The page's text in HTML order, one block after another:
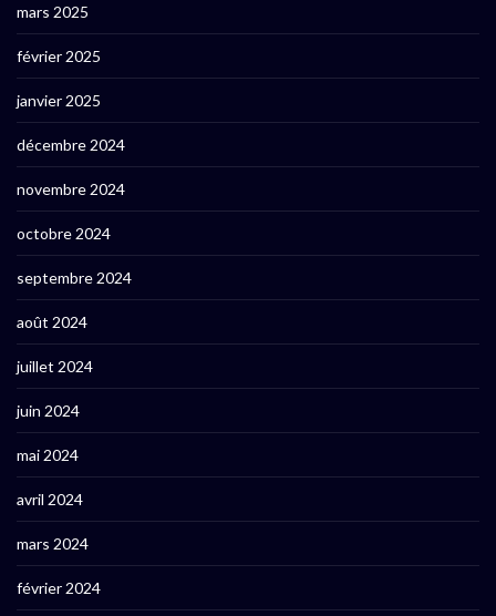
mars 2025
février 2025
janvier 2025
décembre 2024
novembre 2024
octobre 2024
septembre 2024
août 2024
juillet 2024
juin 2024
mai 2024
avril 2024
mars 2024
février 2024